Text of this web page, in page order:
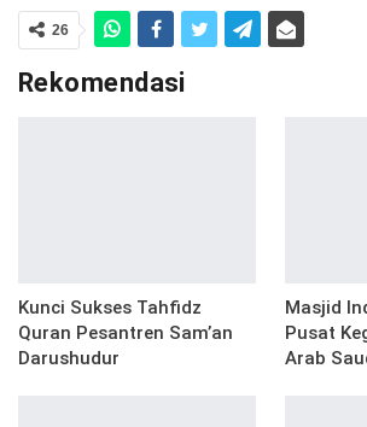
26
Rekomendasi
Kunci Sukses Tahfidz
Quran Pesantren Sam’an
Darushudur
Masjid
Pusat
Arab